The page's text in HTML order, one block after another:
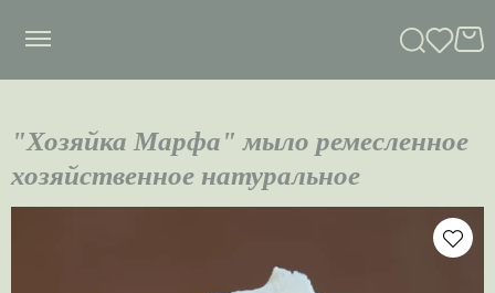
сныть
"Хозяйка Марфа" мыло ремесленное
хозяйственное натуральное